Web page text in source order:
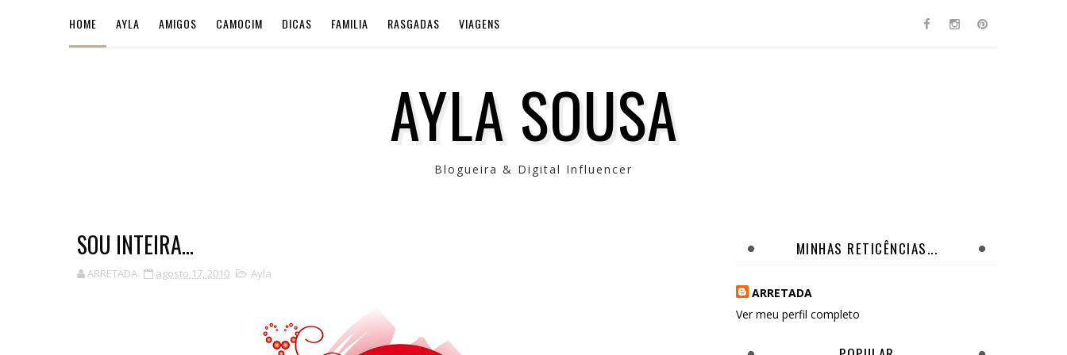
HOME AYLA AMIGOS CAMOCIM DICAS FAMILIA RASGADAS VIAGENS
AYLA SOUSA
Blogueira & Digital Influencer
SOU INTEIRA...
ARRETADA agosto 17, 2010 Ayla
MINHAS RETICÊNCIAS...
ARRETADA
Ver meu perfil completo